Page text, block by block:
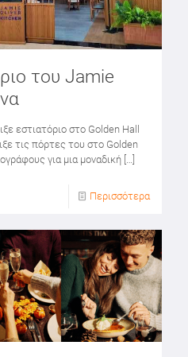
του Jamie
εστιατόριο στο Golden Hall
τις πόρτες του στο Golden
για μια μοναδική […]
Περισσότερα